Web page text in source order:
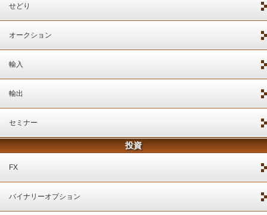
せどり
オークション
輸入
輸出
セミナー
投資
FX
バイナリーオプション